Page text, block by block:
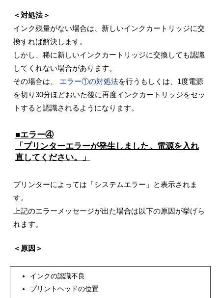
＜対処法＞
インク残量がない場合は、新しいインクカートリッジに交
換すれば解決します。
しかし、稀に新しいインクカートリッジに交換しても認識
してくれない場合があります。
その場合は、 エラー①の対処法を行うもしくは、1度電源
を切り30分ほどおいた後に再度インクカートリッジをセッ
トすると認識されるようになります。
■エラー④
「プリンターエラーが発生しました。電源を入れ
直してください。」
プリンターによっては「システムエラー」と表示されま
す。
上記のエラーメッセージが出た場合は以下の原因が挙げら
れます。
＜原因＞
インクの認識不良
プリントヘッドの位置